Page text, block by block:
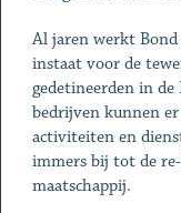
Al jaren werkt Bond
instaat voor de
gedetineerden in de
bedrijven kunnen
activiteiten en
immers bij tot de
maatschappij.